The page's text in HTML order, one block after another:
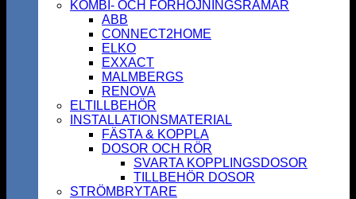
KOMBI- OCH FÖRHÖJNINGSRAMAR
ABB
CONNECT2HOME
ELKO
EXXACT
MALMBERGS
RENOVA
ELTILLBEHÖR
INSTALLATIONSMATERIAL
FÄSTA & KOPPLA
DOSOR OCH RÖR
SVARTA KOPPLINGSDOSOR
TILLBEHÖR DOSOR
STRÖMBRYTARE